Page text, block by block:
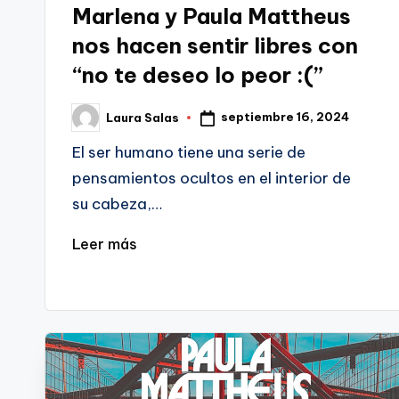
Marlena y Paula Mattheus
nos hacen sentir libres con
“no te deseo lo peor :(”
Publicado
por
Laura Salas septiembre 16, 2024
El ser humano tiene una serie de
pensamientos ocultos en el interior de
su cabeza,…
Leer más